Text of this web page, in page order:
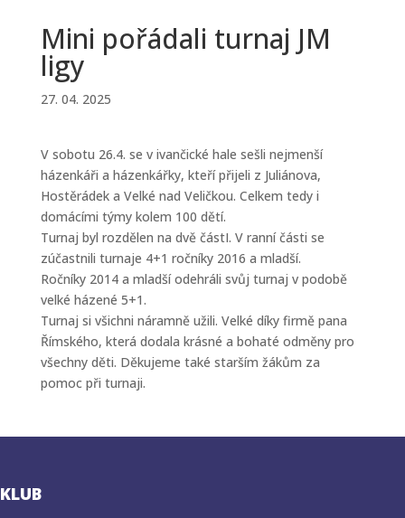
Mini pořádali turnaj JM
ligy
27. 04. 2025
V sobotu 26.4. se v ivančické hale sešli nejmenší
házenkáři a házenkářky, kteří přijeli z Juliánova,
Hostěrádek a Velké nad Veličkou. Celkem tedy i
domácími týmy kolem 100 dětí.
Turnaj byl rozdělen na dvě částI. V ranní části se
zúčastnili turnaje 4+1 ročníky 2016 a mladší.
Ročníky 2014 a mladší odehráli svůj turnaj v podobě
velké házené 5+1.
Turnaj si všichni náramně užili. Velké díky firmě pana
Římského, která dodala krásné a bohaté odměny pro
všechny děti. Děkujeme také starším žákům za
pomoc při turnaji.
KLUB